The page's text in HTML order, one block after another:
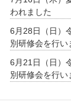
われました
6月28日（日）
別研修会を行い
6月21日（日）
別研修会を行い